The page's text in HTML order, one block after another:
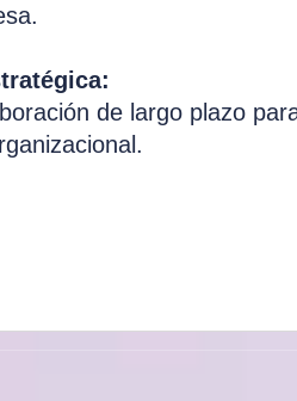
de largo plazo